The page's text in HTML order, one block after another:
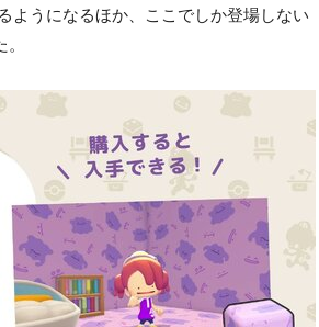
ようになるほか、ここでしか登場しない